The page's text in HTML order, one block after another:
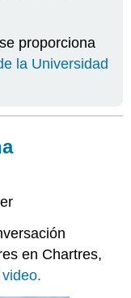
proporciona
la Universidad
en Chartres,